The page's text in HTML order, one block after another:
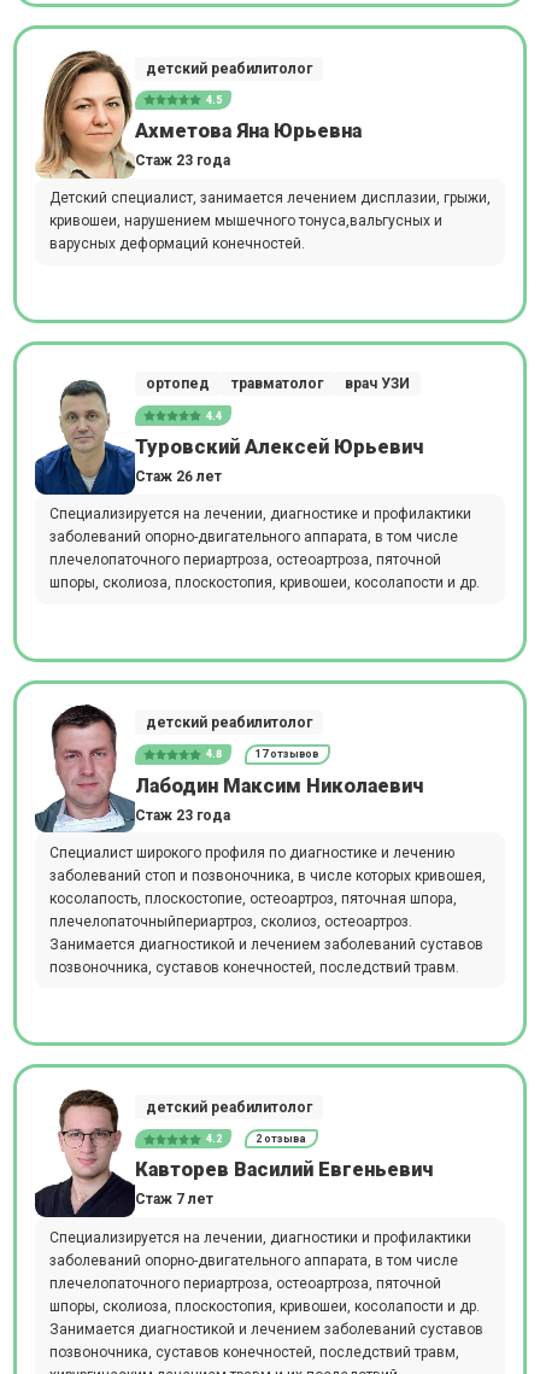
детский реабилитолог
4.5
Ахметова Яна Юрьевна
Стаж 23 года
Детский специалист, занимается лечением дисплазии, грыжи,
кривошеи, нарушением мышечного тонуса,вальгусных и
варусных деформаций конечностей.
ортопед травматолог врач УЗИ
4.4
Туровский Алексей Юрьевич
Стаж 26 лет
Специализируется на лечении, диагностике и профилактики
заболеваний опорно-двигательного аппарата, в том числе
плечелопаточного периартроза, остеоартроза, пяточной
шпоры, сколиоза, плоскостопия, кривошеи, косолапости и др.
детский реабилитолог
4.8 17 отзывов
Лабодин Максим Николаевич
Стаж 23 года
Специалист широкого профиля по диагностике и лечению
заболеваний стоп и позвоночника, в числе которых кривошея,
косолапость, плоскостопие, остеоартроз, пяточная шпора,
плечелопаточныйпериартроз, сколиоз, остеоартроз.
Занимается диагностикой и лечением заболеваний суставов
позвоночника, суставов конечностей, последствий травм.
детский реабилитолог
4.2 2 отзыва
Кавторев Василий Евгеньевич
Стаж 7 лет
Специализируется на лечении, диагностики и профилактики
заболеваний опорно-двигательного аппарата, в том числе
плечелопаточного периартроза, остеоартроза, пяточной
шпоры, сколиоза, плоскостопия, кривошеи, косолапости и др.
Занимается диагностикой и лечением заболеваний суставов
позвоночника, суставов конечностей, последствий травм,